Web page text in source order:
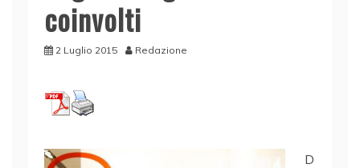
coinvolti
2 Luglio 2015 Redazione
D